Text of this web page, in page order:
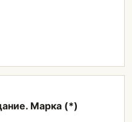
Марка (*)